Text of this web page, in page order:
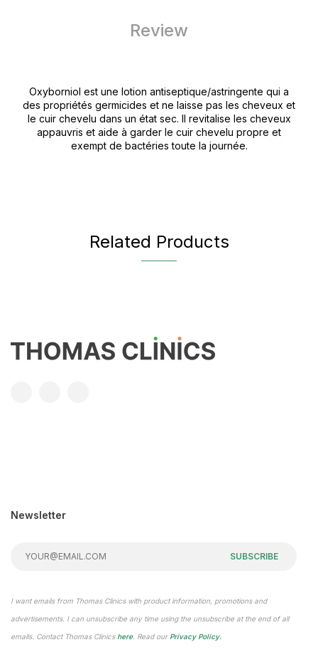
Review
Oxyborniol est une lotion antiseptique/astringente qui a
des propriétés germicides et ne laisse pas les cheveux et
le cuir chevelu dans un état sec. Il revitalise les cheveux
appauvris et aide à garder le cuir chevelu propre et
exempt de bactéries toute la journée.
Related Products
Newsletter
SUBSCRIBE
I want emails from Thomas Clinics with product information, promotions and
advertisements. I can unsubscribe any time using the unsubscribe at the end of all
emails. Contact Thomas Clinics here. Read our Privacy Policy.